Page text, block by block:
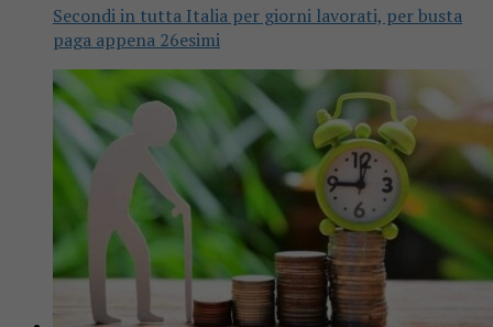
Secondi in tutta Italia per giorni lavorati, per busta
paga appena 26esimi